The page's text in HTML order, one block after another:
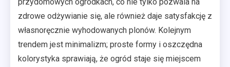
zdrowe odżywianie się, ale również daje satysfakcję z
własnoręcznie wyhodowanych plonów. Kolejnym
trendem jest minimalizm; proste formy i oszczędna
kolorystyka sprawiają, że ogród staje się miejscem